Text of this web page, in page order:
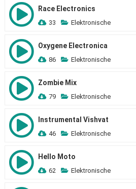
Race Electronics
33 Elektronische
Oxygene Electronica
86 Elektronische
Zombie Mix
79 Elektronische
Instrumental Vishvat
46 Elektronische
Hello Moto
62 Elektronische